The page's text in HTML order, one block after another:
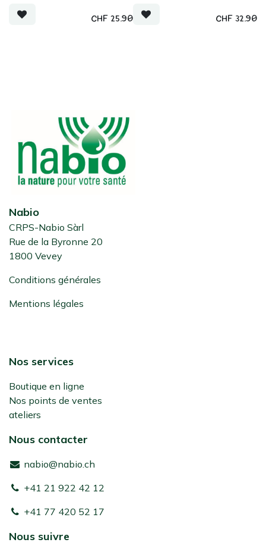
CHF25.90
CHF32.90
Nabio
CRPS-Nabio Sàrl
Rue de la Byronne 20
1800 Vevey
Conditions générales
Mentions légales
Nos services
Boutique en ligne
Nos points de ventes
ateliers
Nous contacter
nabio@nabio.ch
+41 21 922 42 12
+41 77 420 52 17
Nous suivre